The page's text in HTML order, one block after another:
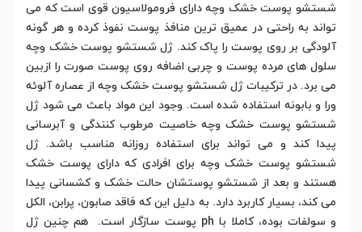
شستشو پوست خشک وچه دارای فرومولاسیون قوی است که می
تواند به راحتی در عمیق ترین منافذ پوست نفوذ کرده و هر گونه
آلودگی بر روی پوست را پاک کند. ژل شستشو پوست خشک وچه
سلول های مرده پوست و چربی اضافه روی پوست صورت را ازبین
می برد. در ترکیبات ژل شستشو پوست خشک وچه از عصاره آلوئه
ورا و بابونه استفاده شده است. وجود این مواد باعث می شود ژل
شستشو پوست خشک وچه خاصیت مرطوب کنندگی و آبرسانی
پیدا کند و می تواند برای استفاده روزانه مناسب باشد. ژل
شستشو پوست خشک وچه برای افرادی که دارای پوست خشک
هستند و بعد از شستشو پوستشان حالت خشک و کشسانی پیدا
می کند، بسیار کاربرد دارد. به دلیل این که فاقد صابون، پرابن، الکل
و سولفات بوده، کاملا با ph پوست سازگار است. هم چنین ژل